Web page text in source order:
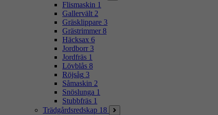
Flismaskin 1
Gallervält 2
Gräsklippare 3
Grästrimmer 8
Häcksax 6
Jordborr 3
Jordfräs 1
Lövblås 8
Röjsåg 3
Såmaskin 2
Snöslunga 1
Stubbfräs 1
Trädgårdsredskap 18